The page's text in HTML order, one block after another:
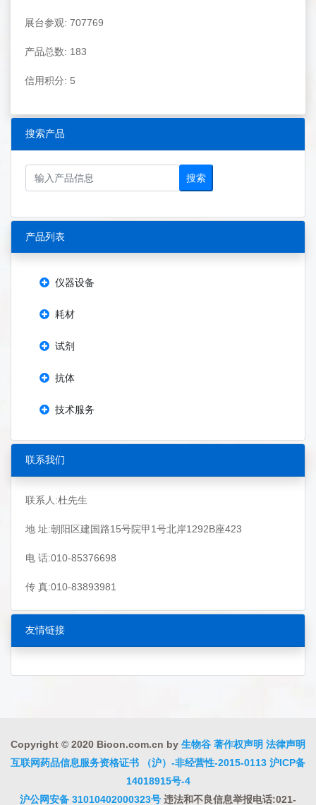
展台参观: 707769
产品总数: 183
信用积分: 5
搜索产品
搜索
产品列表
仪器设备
耗材
试剂
抗体
技术服务
联系我们
联系人:杜先生
地 址:朝阳区建国路15号院甲1号北岸1292B座423
电 话:010-85376698
传 真:010-83893981
友情链接
Copyright © 2020 Bioon.com.cn by 生物谷 著作权声明 法律声明
互联网药品信息服务资格证书 （沪）-非经营性-2015-0113 沪ICP备
14018915号-4
沪公网安备 31010402000323号 违法和不良信息举报电话:021-